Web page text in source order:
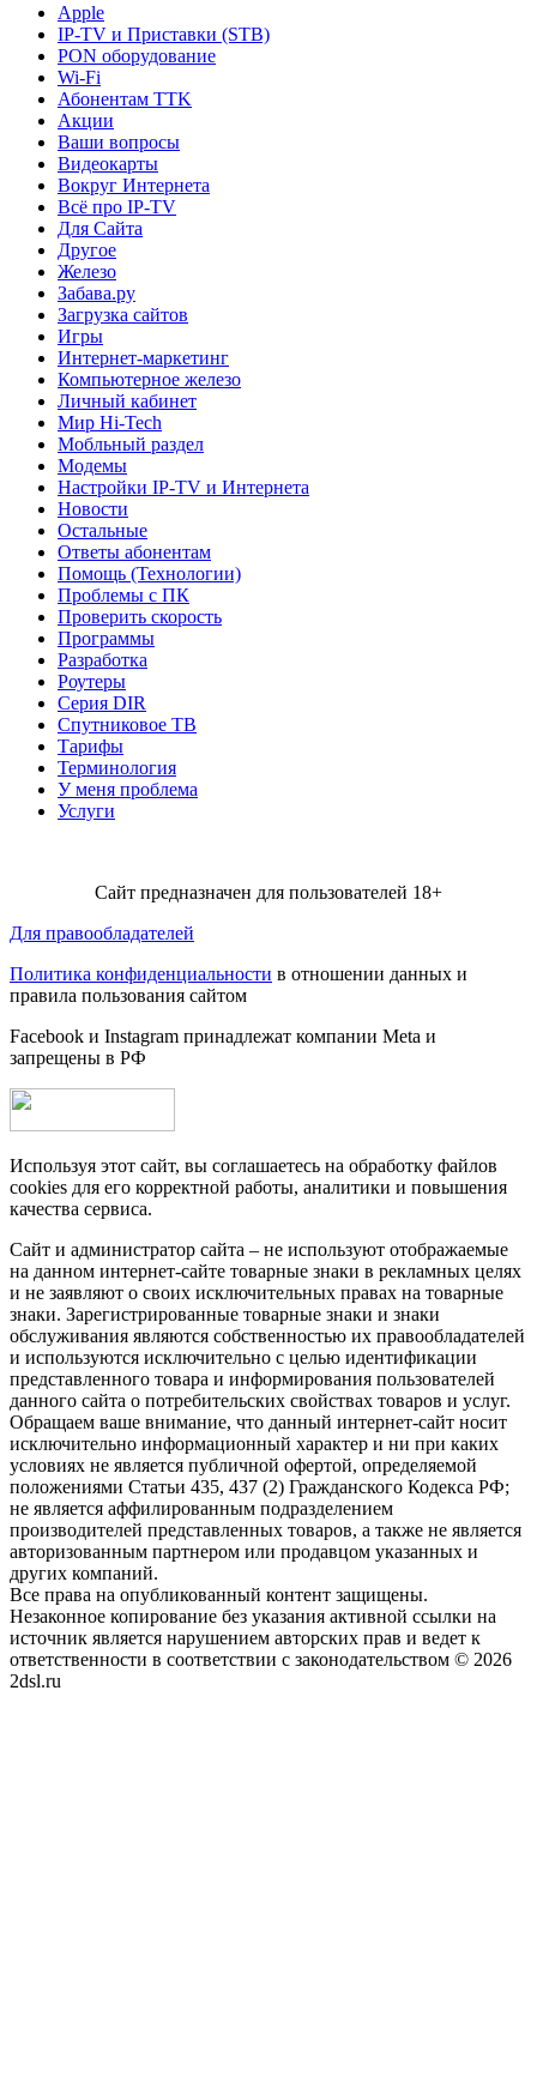
Apple
IP-TV и Приставки (STB)
PON оборудование
Wi-Fi
Абонентам TTK
Акции
Ваши вопросы
Видеокарты
Вокруг Интернета
Всё про IP-TV
Для Сайта
Другое
Железо
Забава.ру
Загрузка сайтов
Игры
Интернет-маркетинг
Компьютерное железо
Личный кабинет
Мир Hi-Tech
Мобльный раздел
Модемы
Настройки IP-TV и Интернета
Новости
Остальные
Ответы абонентам
Помощь (Технологии)
Проблемы с ПК
Проверить скорость
Программы
Разработка
Роутеры
Серия DIR
Спутниковое ТВ
Тарифы
Терминология
У меня проблема
Услуги
Сайт предназначен для пользователей 18+
Для правообладателей
Политика конфиденциальности в отношении данных и
правила пользования сайтом
Facebook и Instagram принадлежат компании Metа и
запрещены в РФ
Используя этот сайт, вы соглашаетесь на обработку файлов
cookies для его корректной работы, аналитики и повышения
качества сервиса.
Сайт и администратор сайта – не используют отображаемые
на данном интернет-сайте товарные знаки в рекламных целях
и не заявляют о своих исключительных правах на товарные
знаки. Зарегистрированные товарные знаки и знаки
обслуживания являются собственностью их правообладателей
и используются исключительно с целью идентификации
представленного товара и информирования пользователей
данного сайта о потребительских свойствах товаров и услуг.
Обращаем ваше внимание, что данный интернет-сайт носит
исключительно информационный характер и ни при каких
условиях не является публичной офертой, определяемой
положениями Статьи 435, 437 (2) Гражданского Кодекса РФ;
не является аффилированным подразделением
производителей представленных товаров, а также не является
авторизованным партнером или продавцом указанных и
других компаний.
Все права на опубликованный контент защищены.
Незаконное копирование без указания активной ссылки на
источник является нарушением авторских прав и ведет к
ответственности в соответствии с законодательством © 2026
2dsl.ru